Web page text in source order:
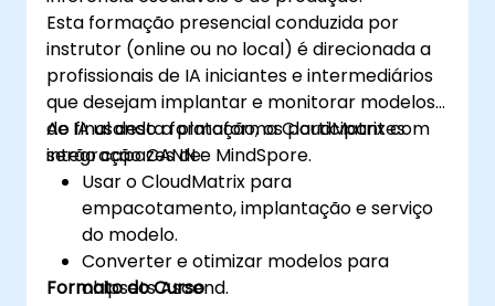
Esta formação presencial conduzida por
instrutor (online ou no local) é direcionada a
profissionais de IA iniciantes e intermediários
que desejam implantar e monitorar modelos
de IA usando a plataforma CloudMatrix com
integração CANN e MindSpore.
Ao final desta formação, os participantes
serão capazes de:
Usar o CloudMatrix para
empacotamento, implantação e serviço
do modelo.
Converter e otimizar modelos para
chipsets Ascend.
Formato do Curso